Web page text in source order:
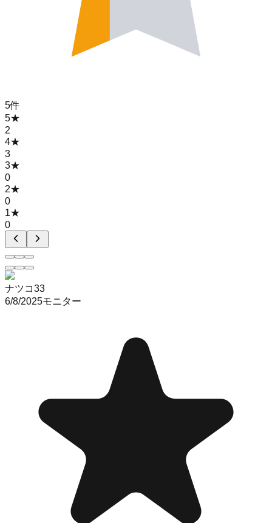
5件
5★
2
4★
3
3★
0
2★
0
1★
0
ナツコ33
6/8/2025モニター